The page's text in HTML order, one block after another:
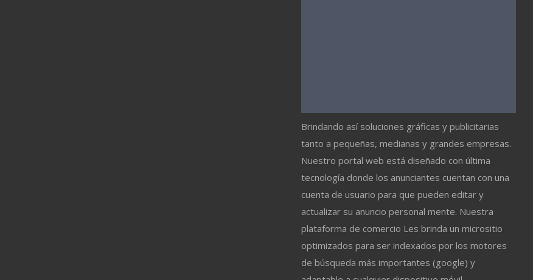
Brindando así soluciones gráficas y publicitarias
tanto a pequeñas, medianas y grandes empresas.
Nuestro portal web está diseñado con última
tecnología donde los anunciantes cuentan con una
cuenta de usuario para que pueden editar y
actualizar su anuncio personal mente. Nuestra
plataforma de comercio Les brinda un micrositio
optimizados para ser indexados por los motores
de búsqueda más importantes (google) y